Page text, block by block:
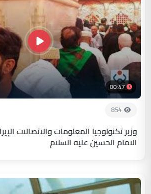
00:47
854
وزير تكنولوجيا المعلومات والاتصالات
الامام الحسين عليه السلام